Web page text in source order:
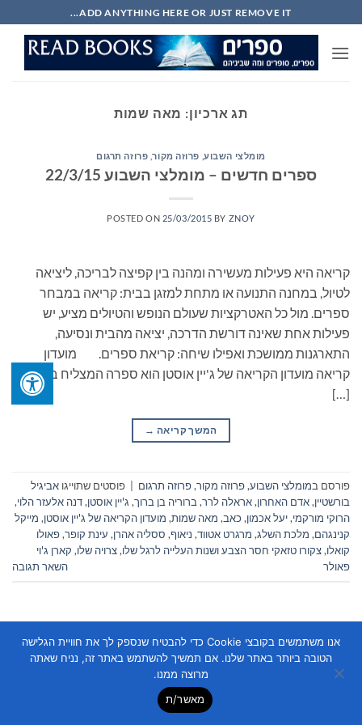
to
content
ADD ANYTHING HERE OR JUST REMOVE IT...
תג ארכיון: מאה שמות
מומלצי השבוע, פרוזה מקור, פרוזה תרגום
ספרים חדשים – מומלצי השבוע 22/3/15
POSTED ON 25/03/2015 BY ZNOY
קריאה היא פעילות מעשירה ומהנה בין קפיצה לבריכה, ליציאה
לטיול, במחנה התנועה או מתחת למזגן בבית: קריאה במבחר
ספרים. מול כל האטרקציות שעולם הנופש והטיולים מציע, יש
פעילות אחת שאינה דורשת הדרכה, יציאה מהבית ונסיעה,
התארגנות ממושכת ואפילו שיחה: קריאת ספרים. מועדון
קריאה מועדון הקריאה של ג'יין אוסטן הוא ספרה המצליח ביותר
[…]
המשך קריאה →
פורסם במומלצי השבוע,פרוזה מקור,פרוזה תרגום פוסטים שתוייגו אביגיל
בורשטיין,אדם האחרון,אראלה לרר, ברוריה בן ברוך, ג'יין אוסטן,דנה אלעזר הלוי,
הרוקי מורקמי,יעל אכמון, כאב, מאה שמות, מועדון הקריאה של ג'יין אוסטן, מייקל
קנינגהם, מלכת השלג, מרגרט אטווד, ניאוף, ססליה אהרן, עינת קופר,פאולו
קואלו,צקורו טזאקי חסר הצבע ושנות העלייה לרגל שלו,צרויה שלו, קארן ג'וי
פאולר
השאר תגובה
Copyright 2026 ©Flatsome Theme
אנו משתמשים בקובצי Cookie כדי להבטיח שנספק לך את חוויית הגלישה
הטובה ביותר באתר שלנו. אם תמשיך להשתמש באתר זה, נניח שאתה
מרוצה ממנו.
מאשר/ת